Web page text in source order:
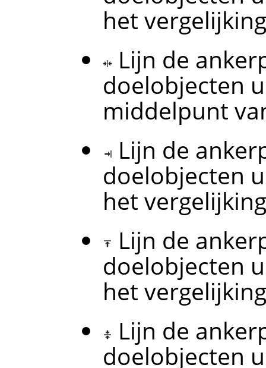
het
Lijn de
doelobjecten
middelpunt
Lijn de
doelobjecten
het
Lijn de
doelobjecten
het
Lijn de
doelobjecten